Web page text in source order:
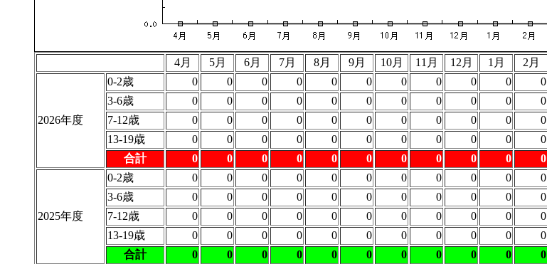
4月 5月 6月 7月 8月 9月 10月 11月 12月 1月 2月
2026年度
0-2歳 0 0 0 0 0 0 0 0 0 0 0
3-6歳
0 0 0 0 0 0 0 0 0 0 0
7-12歳
0 0 0 0 0 0 0 0 0 0 0
13-19歳
0 0 0 0 0 0 0 0 0 0 0
合計
0 0 0 0 0 0 0 0 0 0 0
2025年度
0-2歳 0 0 0 0 0 0 0 0 0 0 0
3-6歳
0 0 0 0 0 0 0 0 0 0 0
7-12歳
0 0 0 0 0 0 0 0 0 0 0
13-19歳
0 0 0 0 0 0 0 0 0 0 0
合計
0 0 0 0 0 0 0 0 0 0 0